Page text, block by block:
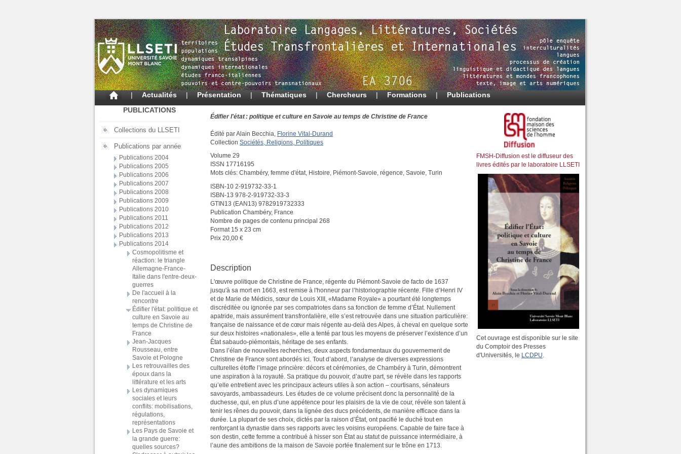
| Actualités | Présentation | Thématiques | Chercheurs | Formations | Publications
PUBLICATIONS
Collections du LLSETI
Publications par année
Publications 2004
Publications 2005
Publications 2006
Publications 2007
Publications 2008
Publications 2009
Publications 2010
Publications 2011
Publications 2012
Publications 2013
Publications 2014
Cosmopolitisme et
réaction: le triangle
Allemagne-France-
Italie dans l'entre-deux-
guerres
De l'accueil à la
rencontre
Édifier l'état: politique et
culture en Savoie au
temps de Christine de
France
Jean-Jacques
Rousseau, entre
Savoie et Pologne
Les retrouvailles des
époux dans la
littérature et les arts
Les dynamiques
sociales et leurs
conflits: mobilisations,
régulations,
représentations
Les Pays de Savoie et
la grande guerre:
quelles sources?
Édifier l'état : politique et culture en Savoie au temps de Christine de France
Édité par Alain Becchia, Florine Vital-Durand
Collection Sociétés, Religions, Politiques
Volume 29
ISSN 17716195
Mots clés: Chambéry, femme d'état, Histoire, Piémont-Savoie, régence, Savoie, Turin
ISBN-10 2-919732-33-1
ISBN-13 978-2-919732-33-3
GTIN13 (EAN13) 9782919732333
Publication Chambéry, France
Nombre de pages de contenu principal 268
Format 15 x 23 cm
Prix 20,00 €
Description
L'œuvre politique de Christine de France, régente du Piémont-Savoie de facto de 1637
jusqu'à sa mort en 1663, est remise à l'honneur par l’historiographie récente. Fille d’Henri IV
et de Marie de Médicis, sœur de Louis XIII, «Madame Royale» a pourtant été longtemps
discréditée ou ignorée par ses compatriotes dans sa fonction de femme d’État. Nullement
apatride, mais assurément transfrontalière, elle s’est retrouvée dans une situation particulière:
française de naissance et de cœur mais régente au-delà des Alpes, à cheval en quelque sorte
sur deux histoires «nationales», elle a tenté par tous les moyens de préserver l’existence d’un
État sabaudo-piémontais, héritage de ses enfants.
Dans l’élan de nouvelles recherches, deux aspects fondamentaux du gouvernement de
Christine de France sont abordés ici. Tout d’abord, l’analyse de diverses expressions
culturelles étoffe l’image princière: décors et cérémonies, de Chambéry à Turin, démontrent
une aspiration à la royauté. Sa pratique du pouvoir, d’autre part, se révèle dans les rapports
qu’elle entretient avec les principaux acteurs utiles à son action – courtisans, sénateurs
savoyards, ambassadeurs. Les études de ce volume précisent donc la personnalité de la
duchesse, qui, en plus d’une appétence pour les plaisirs de la vie de cour, révèle son talent à
tenir les rênes du pouvoir, dans la lignée des ducs précédents, de manière efficace dans la
durée. La plupart de ses choix, dictés par la raison d’État, ont pacifié le duché tout en
renforçant la dynastie dans ses rapports avec les voisins européens. Capable de faire face à
son destin, cette femme a contribué à hisser son État au statut de puissance intermédiaire, à
l’aune des ambitions de la maison de Savoie portée finalement sur le trône en 1713.
FMSH-Diffusion est le diffuseur des
livres édités par le laboratoire LLSETI
Cet ouvrage est disponible sur le site
du Comptoir des Presses
d'Universités, le LCDPU